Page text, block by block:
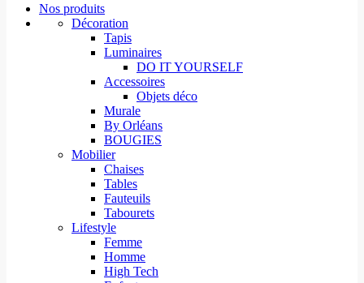
Nos produits
Décoration
Tapis
Luminaires
DO IT YOURSELF
Accessoires
Objets déco
Murale
By Orléans
BOUGIES
Mobilier
Chaises
Tables
Fauteuils
Tabourets
Lifestyle
Femme
Homme
High Tech